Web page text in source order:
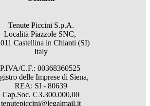
Tenute Piccini S.p.A.
Località Piazzole SNC,
Castellina in Chianti (SI)
Italy
P.IVA/C.F.: 00368360525
delle Imprese di Siena,
REA: SI - 80639
Cap.Soc. € 3.300.000,00
tenutepiccini@legalmail.it